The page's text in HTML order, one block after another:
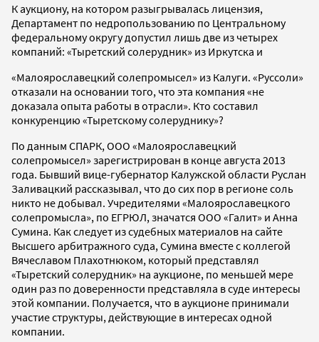
К аукциону, на котором разыгрывалась лицензия,
Департамент по недропользованию по Центральному
федеральному округу допустил лишь две из четырех
компаний: «Тыретский солерудник» из Иркутска и
«Малоярославецкий солепромысел» из Калуги. «Руссоли»
отказали на основании того, что эта компания «не
доказала опыта работы в отрасли». Кто составил
конкуренцию «Тыретскому солеруднику»?
По данным СПАРК, ООО «Малоярославецкий
солепромысел» зарегистрирован в конце августа 2013
года. Бывший вице-губернатор Калужской области Руслан
Заливацкий рассказывал, что до сих пор в регионе соль
никто не добывал. Учредителями «Малоярославецкого
солепромысла», по ЕГРЮЛ, значатся ООО «Галит» и Анна
Сумина. Как следует из судебных материалов на сайте
Высшего арбитражного суда, Сумина вместе с коллегой
Вячеславом Плахотнюком, который представлял
«Тыретский солерудник» на аукционе, по меньшей мере
один раз по доверенности представляла в суде интересы
этой компании. Получается, что в аукционе принимали
участие структуры, действующие в интересах одной
компании.